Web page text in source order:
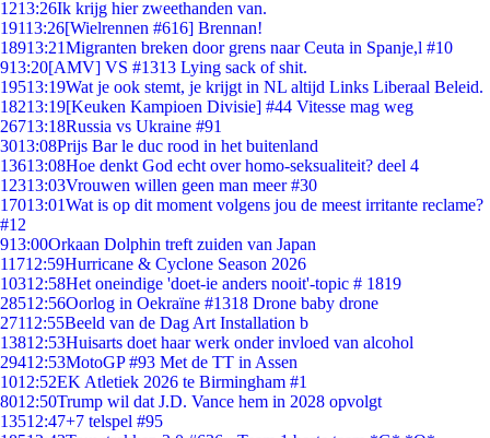
1213:26Ik krijg hier zweethanden van.
19113:26[Wielrennen #616] Brennan!
18913:21Migranten breken door grens naar Ceuta in Spanje,l #10
913:20[AMV] VS #1313 Lying sack of shit.
19513:19Wat je ook stemt, je krijgt in NL altijd Links Liberaal Beleid.
18213:19[Keuken Kampioen Divisie] #44 Vitesse mag weg
26713:18Russia vs Ukraine #91
3013:08Prijs Bar le duc rood in het buitenland
13613:08Hoe denkt God echt over homo-seksualiteit? deel 4
12313:03Vrouwen willen geen man meer #30
17013:01Wat is op dit moment volgens jou de meest irritante reclame?
#12
913:00Orkaan Dolphin treft zuiden van Japan
11712:59Hurricane & Cyclone Season 2026
10312:58Het oneindige 'doet-ie anders nooit'-topic # 1819
28512:56Oorlog in Oekraïne #1318 Drone baby drone
27112:55Beeld van de Dag Art Installation b
13812:53Huisarts doet haar werk onder invloed van alcohol
29412:53MotoGP #93 Met de TT in Assen
1012:52EK Atletiek 2026 te Birmingham #1
8012:50Trump wil dat J.D. Vance hem in 2028 opvolgt
13512:47+7 telspel #95